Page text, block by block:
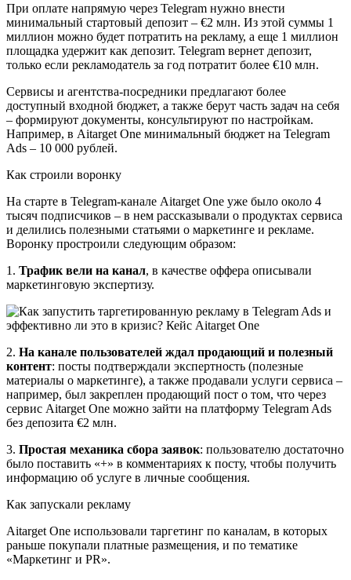
При оплате напрямую через Telegram нужно внести
минимальный стартовый депозит – €2 млн. Из этой суммы 1
миллион можно будет потратить на рекламу, а еще 1 миллион
площадка удержит как депозит. Telegram вернет депозит,
только если рекламодатель за год потратит более €10 млн.
Сервисы и агентства-посредники предлагают более
доступный входной бюджет, а также берут часть задач на себя
– формируют документы, консультируют по настройкам.
Например, в Aitarget One минимальный бюджет на Telegram
Ads – 10 000 рублей.
Как строили воронку
На старте в Telegram-канале Aitarget One уже было около 4
тысяч подписчиков – в нем рассказывали о продуктах сервиса
и делились полезными статьями о маркетинге и рекламе.
Воронку простроили следующим образом:
1. Трафик вели на канал, в качестве оффера описывали
маркетинговую экспертизу.
2. На канале пользователей ждал продающий и полезный
контент: посты подтверждали экспертность (полезные
материалы о маркетинге), а также продавали услуги сервиса –
например, был закреплен продающий пост о том, что через
сервис Aitarget One можно зайти на платформу Telegram Ads
без депозита €2 млн.
3. Простая механика сбора заявок: пользователю достаточно
было поставить «+» в комментариях к посту, чтобы получить
информацию об услуге в личные сообщения.
Как запускали рекламу
Aitarget One использовали таргетинг по каналам, в которых
раньше покупали платные размещения, и по тематике
«Маркетинг и PR».